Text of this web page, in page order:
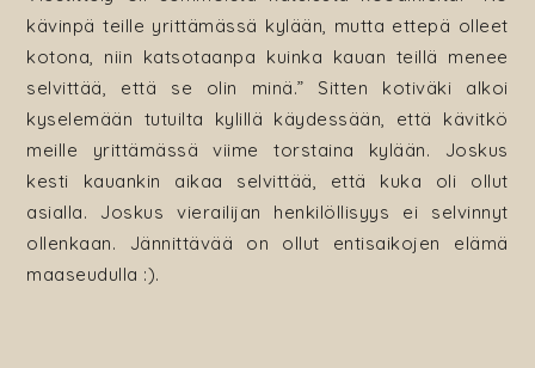
kävinpä teille yrittämässä kylään, mutta ettepä olleet
kotona, niin katsotaanpa kuinka kauan teillä menee
selvittää, että se olin minä.” Sitten kotiväki alkoi
kyselemään tutuilta kylillä käydessään, että kävitkö
meille yrittämässä viime torstaina kylään. Joskus
kesti kauankin aikaa selvittää, että kuka oli ollut
asialla. Joskus vierailijan henkilöllisyys ei selvinnyt
ollenkaan. Jännittävää on ollut entisaikojen elämä
maaseudulla :).